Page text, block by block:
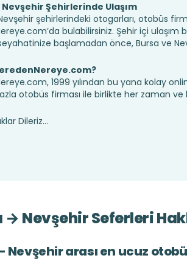
Şehirlerinde Ulaşım
şehirlerindeki otogarları, otobüs
bulabilirsiniz. Şehir içi ulaşım
başlamadan önce, Bursa ve
1999 yılından bu yana kolay
otobüs firması ile birlikte her zaman ve
Dileriz...
→ Nevşehir Seferleri
Nevşehir arası en ucuz